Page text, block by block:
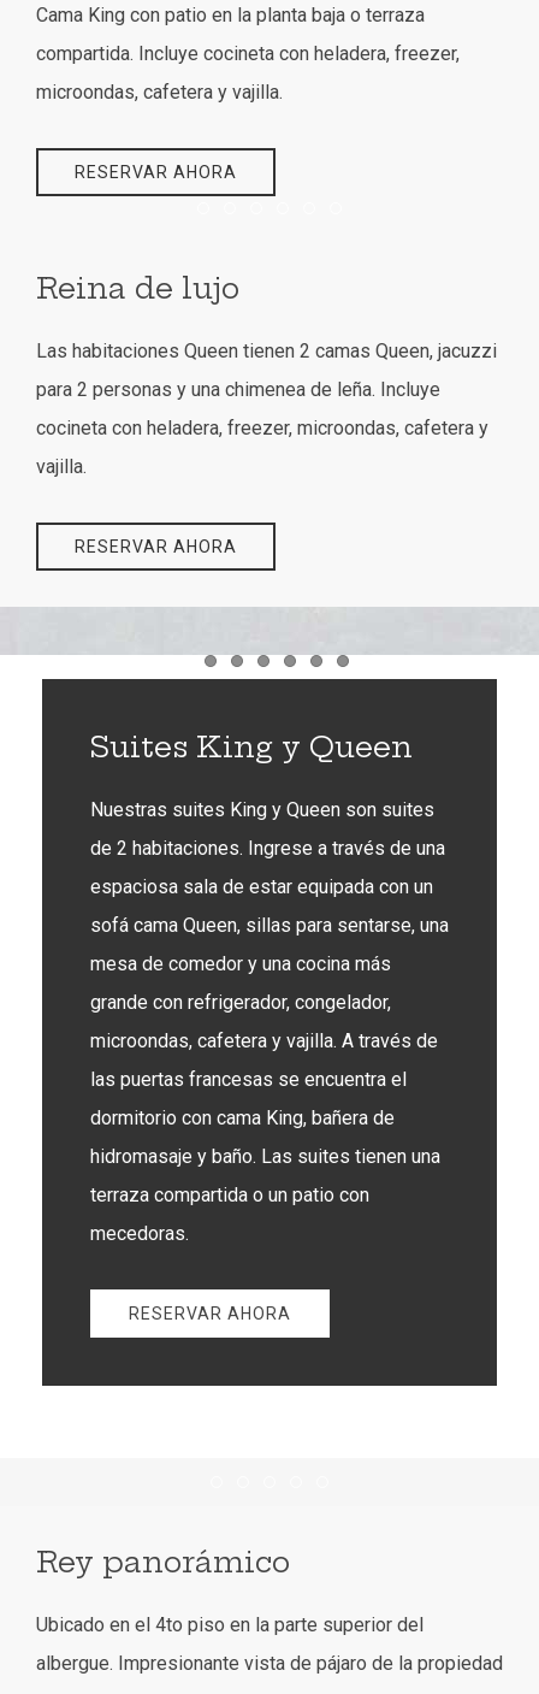
Cama King con patio en la planta baja o terraza
compartida. Incluye cocineta con heladera, freezer,
microondas, cafetera y vajilla.
RESERVAR AHORA
Reina de lujo
Las habitaciones Queen tienen 2 camas Queen, jacuzzi
para 2 personas y una chimenea de leña. Incluye
cocineta con heladera, freezer, microondas, cafetera y
vajilla.
RESERVAR AHORA
Item 1Item 2Item 3Item 4Item 5Item 6
Suites King y Queen
Nuestras suites King y Queen son suites
de 2 habitaciones. Ingrese a través de una
espaciosa sala de estar equipada con un
sofá cama Queen, sillas para sentarse, una
mesa de comedor y una cocina más
grande con refrigerador, congelador,
microondas, cafetera y vajilla. A través de
las puertas francesas se encuentra el
dormitorio con cama King, bañera de
hidromasaje y baño. Las suites tienen una
terraza compartida o un patio con
mecedoras.
RESERVAR AHORA
Rey panorámico
Ubicado en el 4to piso en la parte superior del
albergue. Impresionante vista de pájaro de la propiedad